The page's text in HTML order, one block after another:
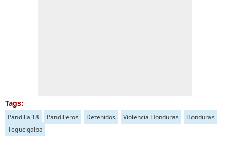
Tags:
Pandilla 18 Pandilleros Detenidos Violencia Honduras
Honduras
Tegucigalpa